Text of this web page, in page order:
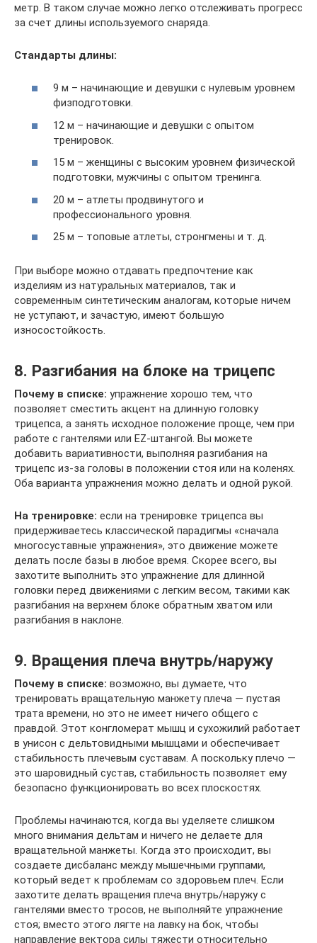
метр. В таком случае можно легко отслеживать прогресс
за счет длины используемого снаряда.
Стандарты длины:
9 м – начинающие и девушки с нулевым уровнем
физподготовки.
12 м – начинающие и девушки с опытом
тренировок.
15 м – женщины с высоким уровнем физической
подготовки, мужчины с опытом тренинга.
20 м – атлеты продвинутого и
профессионального уровня.
25 м – топовые атлеты, стронгмены и т. д.
При выборе можно отдавать предпочтение как
изделиям из натуральных материалов, так и
современным синтетическим аналогам, которые ничем
не уступают, и зачастую, имеют большую
износостойкость.
8. Разгибания на блоке на трицепс
Почему в списке: упражнение хорошо тем, что
позволяет сместить акцент на длинную головку
трицепса, а занять исходное положение проще, чем при
работе с гантелями или EZ-штангой. Вы можете
добавить вариативности, выполняя разгибания на
трицепс из-за головы в положении стоя или на коленях.
Оба варианта упражнения можно делать и одной рукой.
На тренировке: если на тренировке трицепса вы
придерживаетесь классической парадигмы «сначала
многосуставные упражнения», это движение можете
делать после базы в любое время. Скорее всего, вы
захотите выполнить это упражнение для длинной
головки перед движениями с легким весом, такими как
разгибания на верхнем блоке обратным хватом или
разгибания в наклоне.
9. Вращения плеча внутрь/наружу
Почему в списке: возможно, вы думаете, что
тренировать вращательную манжету плеча — пустая
трата времени, но это не имеет ничего общего с
правдой. Этот конгломерат мышц и сухожилий работает
в унисон с дельтовидными мышцами и обеспечивает
стабильность плечевым суставам. А поскольку плечо —
это шаровидный сустав, стабильность позволяет ему
безопасно функционировать во всех плоскостях.
Проблемы начинаются, когда вы уделяете слишком
много внимания дельтам и ничего не делаете для
вращательной манжеты. Когда это происходит, вы
создаете дисбаланс между мышечными группами,
который ведет к проблемам со здоровьем плеч. Если
захотите делать вращения плеча внутрь/наружу с
гантелями вместо тросов, не выполняйте упражнение
стоя; вместо этого лягте на лавку на бок, чтобы
направление вектора силы тяжести относительно